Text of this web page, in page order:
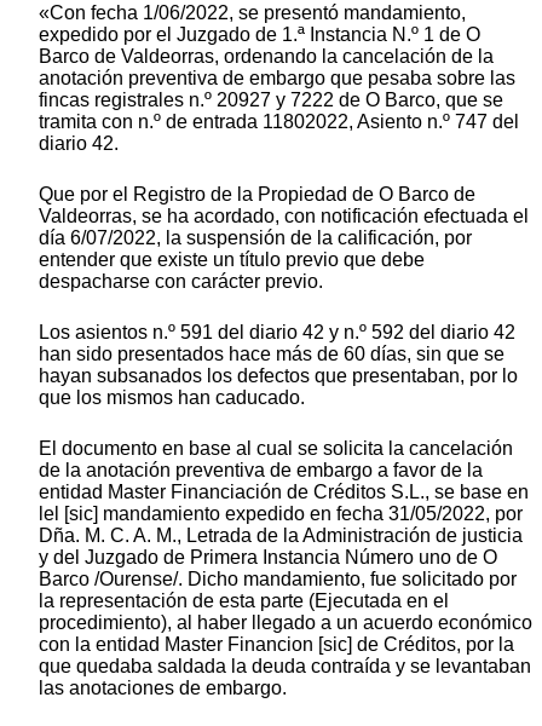
«Con fecha 1/06/2022, se presentó mandamiento,
expedido por el Juzgado de 1.ª Instancia N.º 1 de O
Barco de Valdeorras, ordenando la cancelación de la
anotación preventiva de embargo que pesaba sobre las
fincas registrales n.º 20927 y 7222 de O Barco, que se
tramita con n.º de entrada 11802022, Asiento n.º 747 del
diario 42.
Que por el Registro de la Propiedad de O Barco de
Valdeorras, se ha acordado, con notificación efectuada el
día 6/07/2022, la suspensión de la calificación, por
entender que existe un título previo que debe
despacharse con carácter previo.
Los asientos n.º 591 del diario 42 y n.º 592 del diario 42
han sido presentados hace más de 60 días, sin que se
hayan subsanados los defectos que presentaban, por lo
que los mismos han caducado.
El documento en base al cual se solicita la cancelación
de la anotación preventiva de embargo a favor de la
entidad Master Financiación de Créditos S.L., se base en
lel [sic] mandamiento expedido en fecha 31/05/2022, por
Dña. M. C. A. M., Letrada de la Administración de justicia
y del Juzgado de Primera Instancia Número uno de O
Barco /Ourense/. Dicho mandamiento, fue solicitado por
la representación de esta parte (Ejecutada en el
procedimiento), al haber llegado a un acuerdo económico
con la entidad Master Financion [sic] de Créditos, por la
que quedaba saldada la deuda contraída y se levantaban
las anotaciones de embargo.